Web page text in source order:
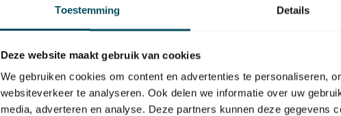
Toestemming Details
Deze website maakt gebruik van cookies
We gebruiken cookies om content en advertenties te personaliseren,
websiteverkeer te analyseren. Ook delen we informatie over uw
media, adverteren en analyse. Deze partners kunnen deze gegevens